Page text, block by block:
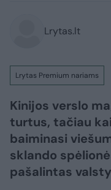
Lrytas.lt
Lrytas Premium nariams
Kinijos verslo
turtus, tačiau
baiminasi
sklando
pašalintas